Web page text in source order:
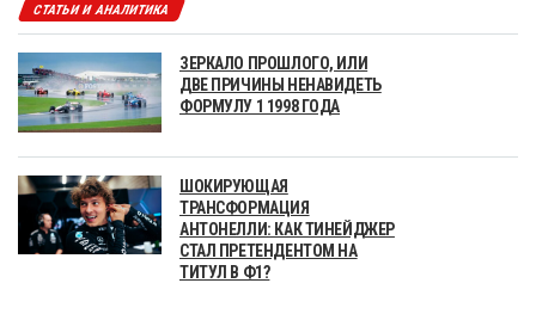
СТАТЬИ И АНАЛИТИКА
ЗЕРКАЛО ПРОШЛОГО, ИЛИ
ДВЕ ПРИЧИНЫ НЕНАВИДЕТЬ
ФОРМУЛУ 1 1998 ГОДА
ШОКИРУЮЩАЯ
ТРАНСФОРМАЦИЯ
АНТОНЕЛЛИ: КАК ТИНЕЙДЖЕР
СТАЛ ПРЕТЕНДЕНТОМ НА
ТИТУЛ В Ф1?